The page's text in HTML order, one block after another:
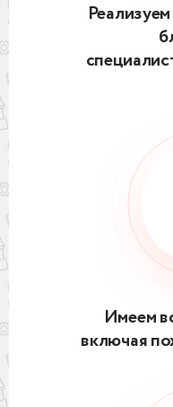
Имеем
включая